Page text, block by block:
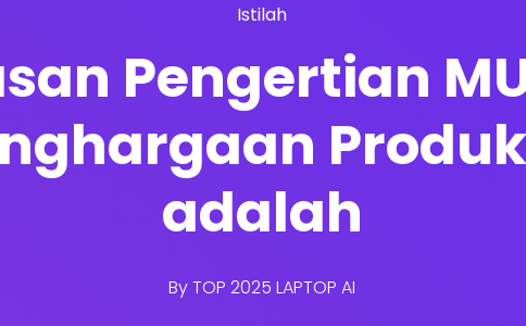
Istilah
Pengertian
adalah
ByTOP 2025 LAPTOP AI